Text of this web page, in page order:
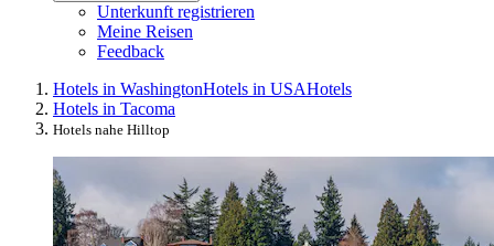
Unterkunft registrieren
Meine Reisen
Feedback
Hotels in WashingtonHotels in USAHotels
Hotels in Tacoma
Hotels nahe Hilltop